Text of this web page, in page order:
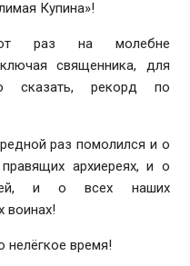
Купина»!
раз на молебне
священника, для
сказать, рекорд по
раз помолился и о
архиереях, и о
и о всех наших
воинах!
нелёгкое время!